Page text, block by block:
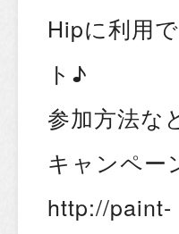
Hipに利用
ト♪
参加方法な
キャンペー
http://paint-